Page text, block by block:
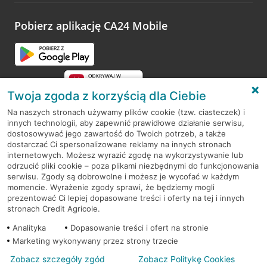
opinie.
Pobierz aplikację CA24 Mobile
RODO
Regulamin serwisu
Mapa serwisu
PolitykaCookies
© 2026 Credit Agricole Bank Polska S.A. Wszelkie prawa zastrzeżone
Twoja zgoda z korzyścią dla Ciebie
Na naszych stronach używamy plików cookie (tzw. ciasteczek) i
innych technologii, aby zapewnić prawidłowe działanie serwisu,
dostosowywać jego zawartość do Twoich potrzeb, a także
dostarczać Ci spersonalizowane reklamy na innych stronach
internetowych. Możesz wyrazić zgodę na wykorzystywanie lub
odrzucić pliki cookie – poza plikami niezbędnymi do funkcjonowania
serwisu. Zgody są dobrowolne i możesz je wycofać w każdym
momencie. Wyrażenie zgody sprawi, że będziemy mogli
prezentować Ci lepiej dopasowane treści i oferty na tej i innych
stronach Credit Agricole.
Analityka
Dopasowanie treści i ofert na stronie
Marketing wykonywany przez strony trzecie
Zobacz szczegóły zgód Zobacz Politykę Cookies